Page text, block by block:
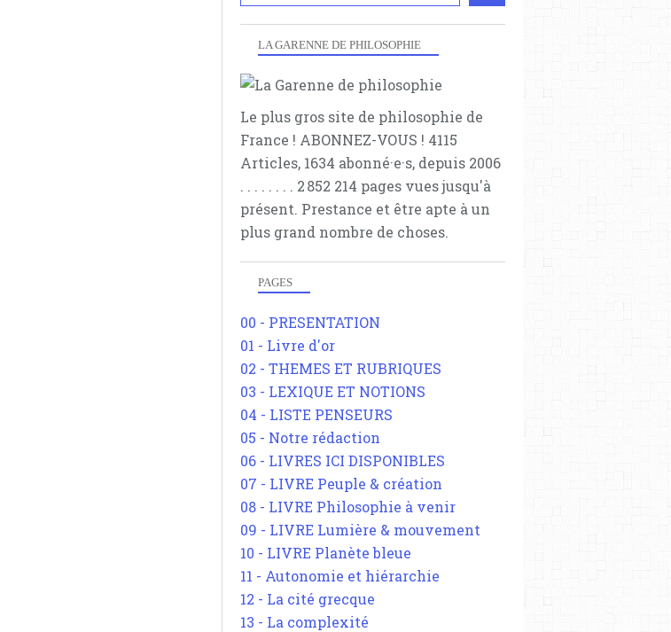
LA GARENNE DE PHILOSOPHIE
Le plus gros site de philosophie de
France ! ABONNEZ-VOUS ! 4115
Articles, 1634 abonné·e·s, depuis 2006
. . . . . . . . 2 852 214 pages vues jusqu'à
présent. Prestance et être apte à un
plus grand nombre de choses.
PAGES
00 - PRESENTATION
01 - Livre d'or
02 - THEMES ET RUBRIQUES
03 - LEXIQUE ET NOTIONS
04 - LISTE PENSEURS
05 - Notre rédaction
06 - LIVRES ICI DISPONIBLES
07 - LIVRE Peuple & création
08 - LIVRE Philosophie à venir
09 - LIVRE Lumière & mouvement
10 - LIVRE Planète bleue
11 - Autonomie et hiérarchie
12 - La cité grecque
13 - La complexité